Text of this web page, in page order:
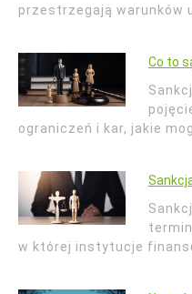
przestrzegają warunków
Co to
ograniczeń i kar, jakie
w której instytucje